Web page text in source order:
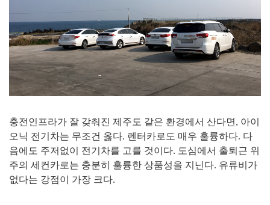
충전인프라가 잘 갖춰진 제주도 같은 환경에서 산다면, 아이
오닉 전기차는 무조건 옳다. 렌터카로도 매우 훌륭하다. 다
음에도 주저없이 전기차를 고를 것이다. 도심에서 출퇴근 위
주의 세컨카로는 충분히 훌륭한 상품성을 지닌다. 유류비가
없다는 강점이 가장 크다.